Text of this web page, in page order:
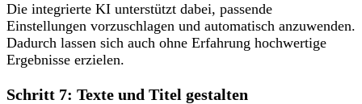
Die integrierte KI unterstützt dabei, passende
Einstellungen vorzuschlagen und automatisch anzuwenden.
Dadurch lassen sich auch ohne Erfahrung hochwertige
Ergebnisse erzielen.
Schritt 7: Texte und Titel gestalten